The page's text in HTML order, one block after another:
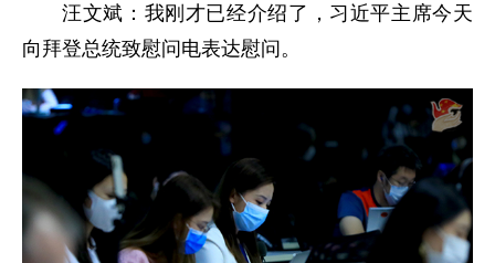
汪文斌：我刚才已经介绍了，习近平主席今天
向拜登总统致慰问电表达慰问。